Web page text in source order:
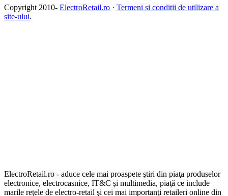
Copyright 2010- ElectroRetail.ro · Termeni si conditii de utilizare a
site-ului.
ElectroRetail.ro - aduce cele mai proaspete ştiri din piaţa produselor
electronice, electrocasnice, IT&C şi multimedia, piaţă ce include
marile reţele de electro-retail şi cei mai importanţi retaileri online din